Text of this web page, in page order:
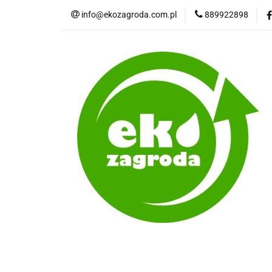
info@ekozagroda.com.pl 889922898